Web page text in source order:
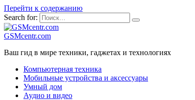
Перейти к содержанию
Search for:
GSMcentr.com
Ваш гид в мире техники, гаджетах и технологиях
Компьютерная техника
Мобильные устройства и аксессуары
Умный дом
Аудио и видео